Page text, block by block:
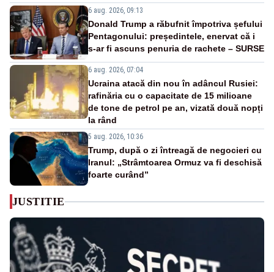
6 aug. 2026, 09:13
Donald Trump a răbufnit împotriva șefului
Pentagonului: președintele, enervat că i
s-ar fi ascuns penuria de rachete – SURSE
6 aug. 2026, 07:04
Ucraina atacă din nou în adâncul Rusiei:
rafinăria cu o capacitate de 15 milioane
de tone de petrol pe an, vizată două nopți
la rând
5 aug. 2026, 10:36
Trump, după o zi întreagă de negocieri cu
Iranul: „Strâmtoarea Ormuz va fi deschisă
foarte curând”
JUSTITIE